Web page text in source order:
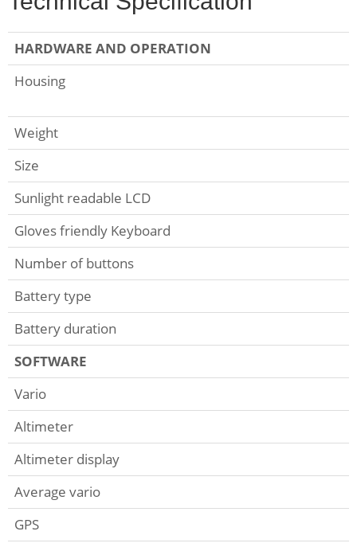
HARDWARE AND OPERATION
Housing
Weight
Size
Sunlight readable LCD
Gloves friendly Keyboard
Number of buttons
Battery type
Battery duration
SOFTWARE
Vario
Altimeter
Altimeter display
Average vario
GPS